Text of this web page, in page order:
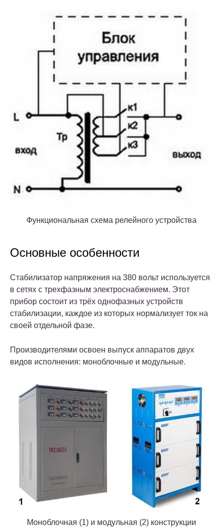
Функциональная схема релейного устройства
Основные особенности
Стабилизатор напряжения на 380 вольт используется
в сетях с трехфазным электроснабжением. Этот
прибор состоит из трёх однофазных устройств
стабилизации, каждое из которых нормализует ток на
своей отдельной фазе.
Производителями освоен выпуск аппаратов двух
видов исполнения: моноблочные и модульные.
Моноблочная (1) и модульная (2) конструкции